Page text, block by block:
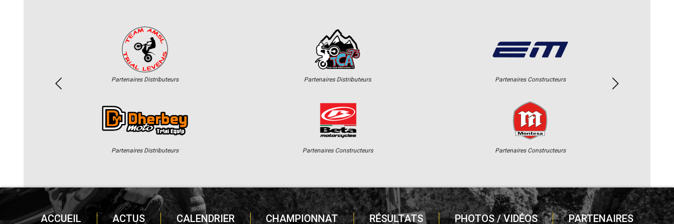
Partenaires Distributeurs
Partenaires Distributeurs
Partenaires Distributeurs
Partenaires Constructeurs
Partenaires Constructeurs
Partenaires Constructeurs
ACCUEIL ACTUS CALENDRIER CHAMPIONNAT RÉSULTATS PHOTOS / VIDÉOS PARTENAIRES